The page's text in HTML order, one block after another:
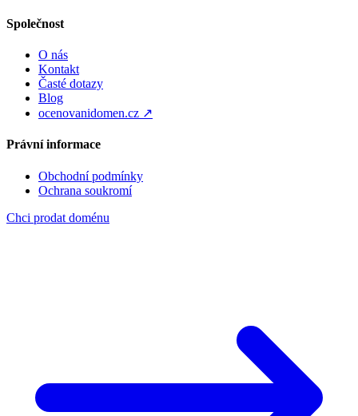
Společnost
O nás
Kontakt
Časté dotazy
Blog
ocenovanidomen.cz ↗
Právní informace
Obchodní podmínky
Ochrana soukromí
Chci prodat doménu